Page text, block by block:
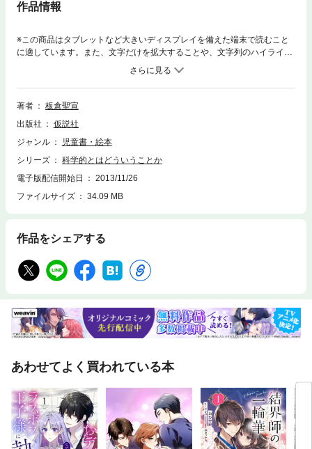
作品情報
※この商品はタブレットなど大きいディスプレイを備えた端末で読むこと
に適しています。また、文字だけを拡大することや、文字列のハイライ
ト、検索、辞書の参照、引用などの機能が使用できません。手軽にたしか
められるような実験を通して，科学的に考え行動するとはどういうことか
を体験的に実感できるロングセラー。 「どうなるんだろう？」と，誰で
もつい引き込まれてしまうような問題がいっぱい。目次＝第１部 予想をた
騰点は97度?!タンポポのたねをまいてみませんか鉄１キロとわた１キロで
はどちらが重い？月はお盆のようなものか，まりのようなものか虫めがね
とうその話スプーン曲げ事件の反省意図的なインチキとは限らないコック
リさんはなぜ動くだまされない方法はあるかうそから大発見も生まれる宇
宙はタカミムスビの神がつくった?!「超能力で当たった」という話
著者
板倉聖宣
出版社
仮説社
ジャンル
児童書・絵本
シリーズ
科学的とはどういうことか
電子版配信開始日
2013/11/26
ファイルサイズ
34.09 MB
作品をシェアする
あわせてよく買われている本